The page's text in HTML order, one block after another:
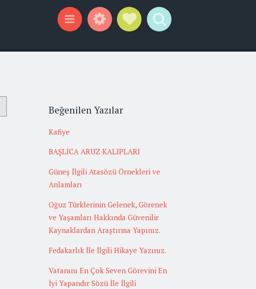
Beğenilen Yazılar
Kafiye
BAŞLICA ARUZ KALIPLARI
Güneş İlgili Atasözü Örnekleri ve
Anlamları
Oğuz Türklerinin Gelenek, Görenek
ve Yaşamları Hakkında Güvenilir
Kaynaklardan Araştırma Yapınız.
Fedakarlık İle İlgili Hikaye Yazınız.
Vatanını En Çok Seven Görevini En
İyi Yapandır Sözü İle İlgili